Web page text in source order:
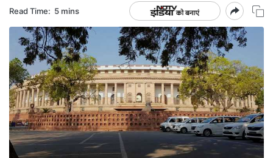
Read Time: 5 mins